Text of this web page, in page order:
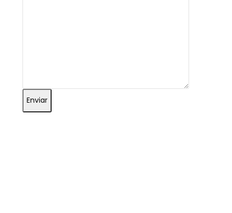
Enviar
Muchos hombres, incluso con buenas intenciones,
cometen errores frecuentes en la intimidad que pueden